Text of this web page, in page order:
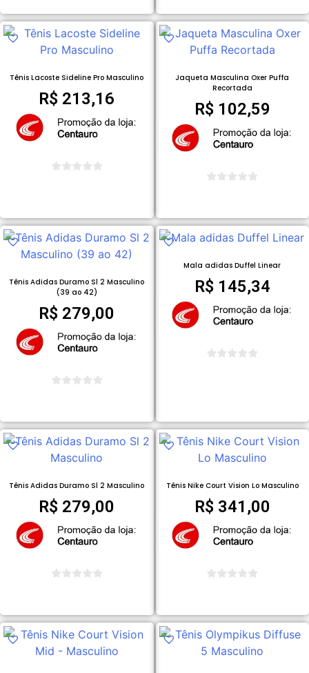
Tênis Lacoste Sideline Pro Masculino
R$ 213,16
Jaqueta Masculina Oxer Puffa
Recortada
R$ 102,59
Tênis Adidas Duramo Sl 2 Masculino
(39 ao 42)
R$ 279,00
Mala adidas Duffel Linear
R$ 145,34
Tênis Adidas Duramo Sl 2 Masculino
R$ 279,00
Tênis Nike Court Vision Lo Masculino
R$ 341,00